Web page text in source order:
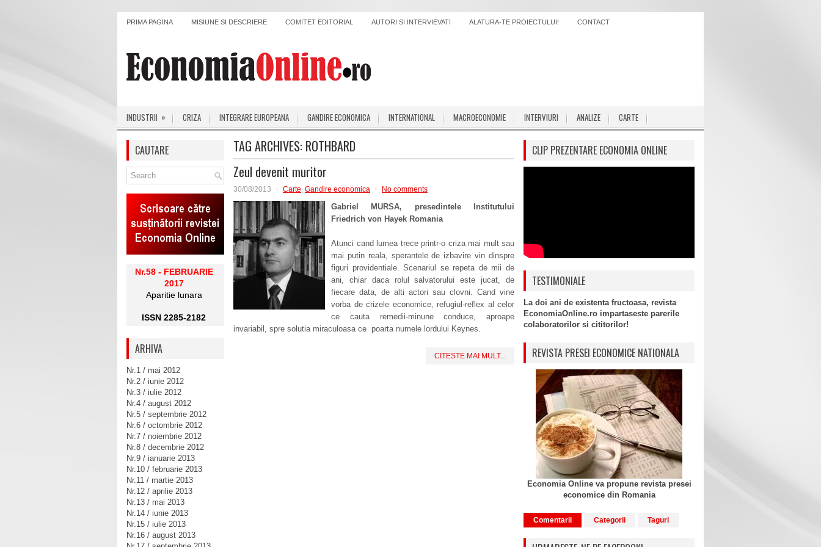
PRIMA PAGINA MISIUNE SI DESCRIERE COMITET EDITORIAL AUTORI SI INTERVIEVATI ALATURA-TE PROIECTULUI! CONTACT
INDUSTRII » CRIZA INTEGRARE EUROPEANA GANDIRE ECONOMICA INTERNATIONAL MACROECONOMIE INTERVIURI ANALIZE CARTE
TAG ARCHIVES: ROTHBARD
Zeul devenit muritor
30/08/2013 Carte, Gandire economica No comments
Gabriel MURSA, presedintele Institutului
Friedrich von Hayek Romania
Atunci cand lumea trece printr-o criza mai mult sau
mai putin reala, sperantele de izbavire vin dinspre
figuri providentiale. Scenariul se repeta de mii de
ani, chiar daca rolul salvatorului este jucat, de
fiecare data, de alti actori sau clovni. Cand vine
vorba de crizele economice, refugiul-reflex al celor
ce cauta remedii-minune conduce, aproape
invariabil, spre solutia miraculoasa ce poarta numele lordului Keynes.
CITESTE MAI MULT...
CAUTARE
Nr.58 - FEBRUARIE
2017
Aparitie lunara
ISSN 2285-2182
ARHIVA
Nr.1 / mai 2012
Nr.2 / iunie 2012
Nr.3 / iulie 2012
Nr.4 / august 2012
Nr.5 / septembrie 2012
Nr.6 / octombrie 2012
Nr.7 / noiembrie 2012
Nr.8 / decembrie 2012
Nr.9 / ianuarie 2013
Nr.10 / februarie 2013
Nr.11 / martie 2013
Nr.12 / aprilie 2013
Nr.13 / mai 2013
Nr.14 / iunie 2013
Nr.15 / iulie 2013
Nr.16 / august 2013
CLIP PREZENTARE ECONOMIA ONLINE
TESTIMONIALE
La doi ani de existenta fructoasa, revista
EconomiaOnline.ro impartaseste parerile
colaboratorilor si cititorilor!
REVISTA PRESEI ECONOMICE NATIONALA
Economia Online va propune revista presei
economice din Romania
Comentarii Categorii Taguri